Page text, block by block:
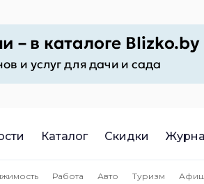
Каталог Скидки
Работа Авто Туризм